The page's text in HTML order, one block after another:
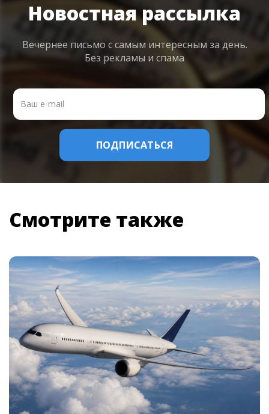
Новостная рассылка
Вечернее письмо с самым интересным за день.
Без рекламы и спама
Смотрите также